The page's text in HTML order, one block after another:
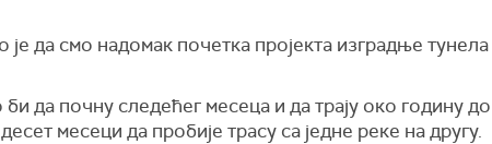
је да смо надомак почетка пројекта изградње тунела
да почну следећег месеца и да трају око годину
месеци да пробије трасу са једне реке на другу.